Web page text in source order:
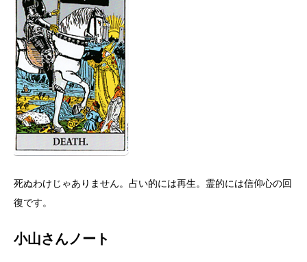
死ぬわけじゃありません。占い的には再生。霊的には信仰心の回
復です。
小山さんノート